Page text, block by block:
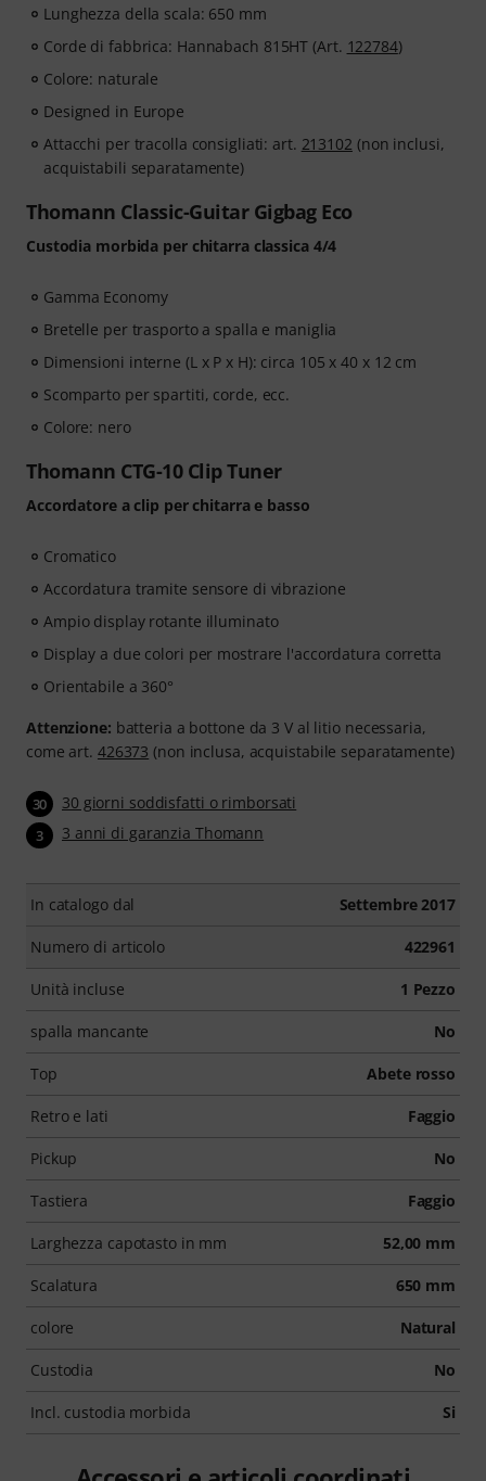
Lunghezza della scala: 650 mm
Corde di fabbrica: Hannabach 815HT (Art. 122784)
Colore: naturale
Designed in Europe
Attacchi per tracolla consigliati: art. 213102 (non inclusi,
acquistabili separatamente)
Thomann Classic-Guitar Gigbag Eco
Custodia morbida per chitarra classica 4/4
Gamma Economy
Bretelle per trasporto a spalla e maniglia
Dimensioni interne (L x P x H): circa 105 x 40 x 12 cm
Scomparto per spartiti, corde, ecc.
Colore: nero
Thomann CTG-10 Clip Tuner
Accordatore a clip per chitarra e basso
Cromatico
Accordatura tramite sensore di vibrazione
Ampio display rotante illuminato
Display a due colori per mostrare l'accordatura corretta
Orientabile a 360°
Attenzione: batteria a bottone da 3 V al litio necessaria,
come art. 426373 (non inclusa, acquistabile separatamente)
30 30 giorni soddisfatti o rimborsati
3 3 anni di garanzia Thomann
In catalogo dal Settembre 2017
Numero di articolo 422961
Unità incluse 1 Pezzo
spalla mancante No
Top Abete rosso
Retro e lati Faggio
Pickup No
Tastiera Faggio
Larghezza capotasto in mm 52,00 mm
Scalatura 650 mm
colore Natural
Custodia No
Incl. custodia morbida Si